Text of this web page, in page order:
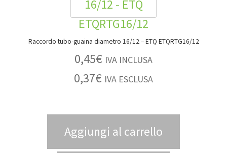
Raccordo tubo-guaina diametro 16/12 – ETQ ETQRTG16/12
0,45€ IVA INCLUSA
0,37€ IVA ESCLUSA
Aggiungi al carrello